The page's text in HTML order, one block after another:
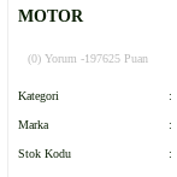
MOTOR
(0) Yorum -197625 Puan
Kategori
Marka
Stok Kodu